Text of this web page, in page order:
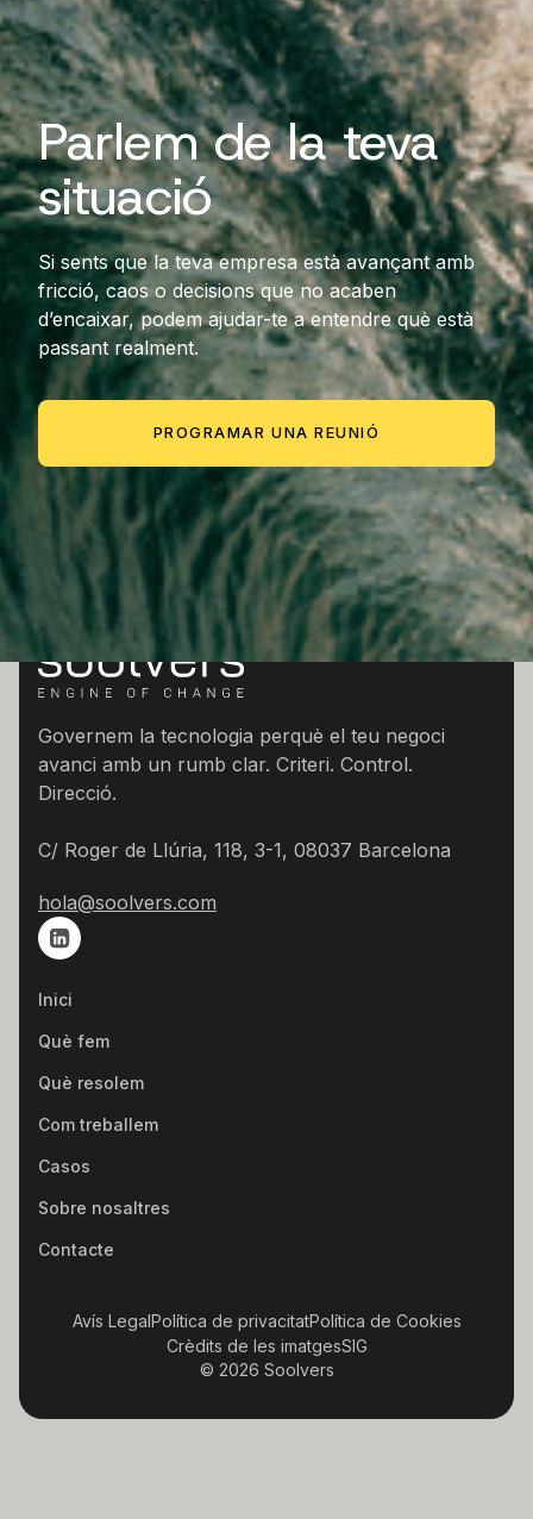
Parlem de la teva
situació
Si sents que la teva empresa està avançant amb
fricció, caos o decisions que no acaben
d’encaixar, podem ajudar-te a entendre què està
passant realment.
PROGRAMAR UNA REUNIÓ
Governem la tecnologia perquè el teu negoci
avanci amb un rumb clar. Criteri. Control.
Direcció.
C/ Roger de Llúria, 118, 3-1, 08037 Barcelona
hola@soolvers.com
Inici
Què fem
Què resolem
Com treballem
Casos
Sobre nosaltres
Contacte
Avís LegalPolítica de privacitatPolítica de Cookies
Crèdits de les imatgesSIG
© 2026 Soolvers